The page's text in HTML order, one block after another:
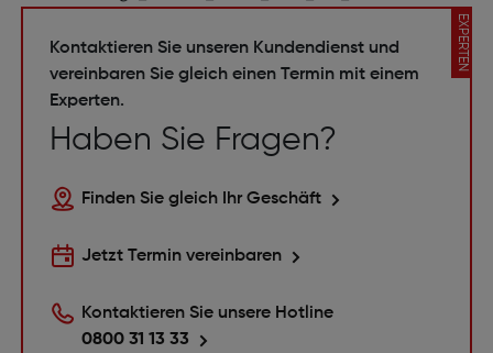
EXPERTEN
Kontaktieren Sie unseren Kundendienst und
vereinbaren Sie gleich einen Termin mit einem
Experten.
Haben Sie Fragen?
Finden Sie gleich Ihr Geschäft
Jetzt Termin vereinbaren
Kontaktieren Sie unsere Hotline
0800 31 13 33